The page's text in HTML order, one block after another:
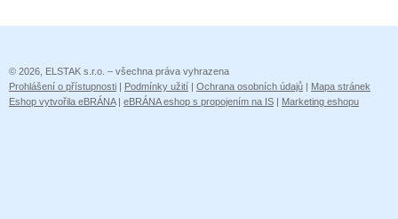
© 2026, ELSTAK s.r.o. – všechna práva vyhrazena
Prohlášení o přístupnosti
Podmínky užití Ochrana osobních údajů
Mapa stránek
Eshop vytvořila eBRÁNA| eBRÁNA eshop s propojením na IS Marketing eshopu